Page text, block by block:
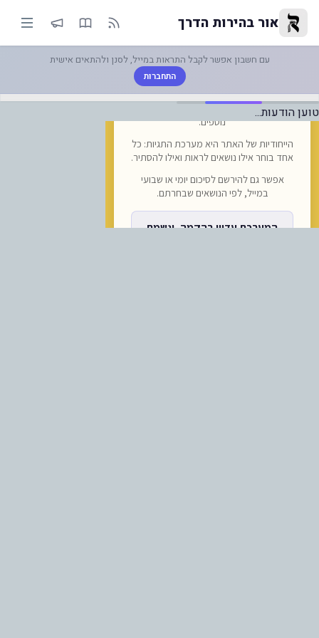
שימו לב: היום נפתחו לרכישה
אור בהירות הדרך
עם חשבון אפשר לקבל התראות במייל, לסנן ולהתאים אישית
התחברות
טוען הודעות...